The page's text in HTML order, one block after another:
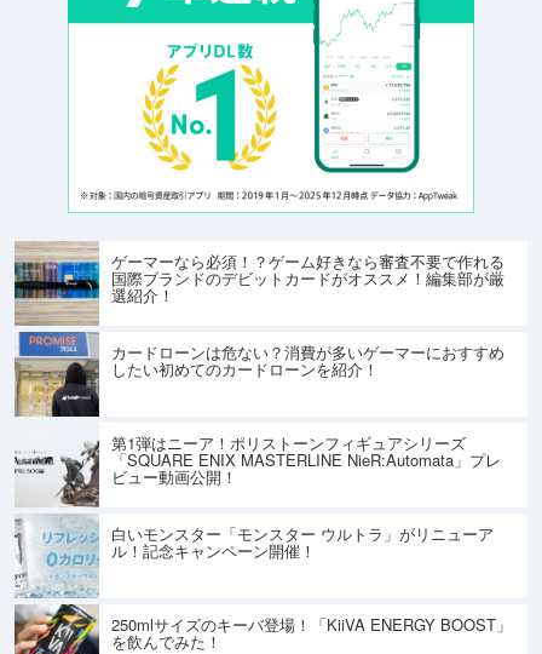
ゲーマーなら必須！？ゲーム好きなら審査不要で作れる
国際ブランドのデビットカードがオススメ！編集部が厳
選紹介！
カードローンは危ない？消費が多いゲーマーにおすすめ
したい初めてのカードローンを紹介！
第1弾はニーア！ポリストーンフィギュアシリーズ
「SQUARE ENIX MASTERLINE NieR:Automata」プレ
ビュー動画公開！
白いモンスター「モンスター ウルトラ」がリニューア
ル！記念キャンペーン開催！
250mlサイズのキーバ登場！「KiiVA ENERGY BOOST」
を飲んでみた！